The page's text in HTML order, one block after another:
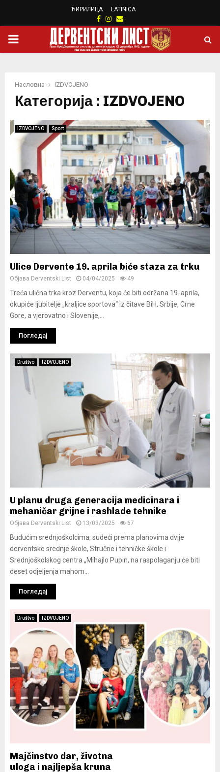
ЋИРИЛИЦА LATINICA
Facebook
Instagram
Email
PRIMARY
Насловна IZDVOJENO
Категорија : IZDVOJENO
IZDVOJENO Sport
Ulice Dervente 19. aprila biće staza za trku
Објава Derventski List 04/04/2025 49
Treća ulična trka kroz Derventu, koja će biti održana 19. aprila,
okupiće ljubitelje „kraljice sportova“ iz čitave BiH, Srbije, Crne
Gore, a vjerovatno i Slovenije,...
Погледај
Društvo IZDVOJENO
U planu druga generacija medicinara i
mehaničar grijne i rashlade tehnike
Објава Derventski List 13/03/2025 67
Budućim srednjoškolcima, sudeći prema planovima dvije
derventske srednje škole, Stručne i tehničke škole i
Srednjoškolskog centra „Mihajlo Pupin, na raspolaganju će biti
deset odjeljenja mahom...
Погледај
Društvo IZDVOJENO
Majčinstvo dar, životna
uloga i najljepša kruna